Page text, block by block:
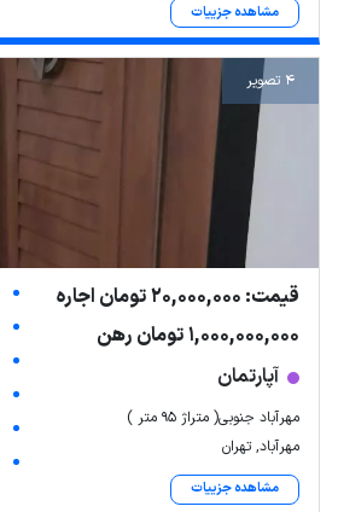
مشاهده جزییات
4 تصویر
قیمت: 20,000,000 تومان اجاره
1,000,000,000 تومان رهن
آپارتمان
مهرآباد جنوبی( متراژ 95 متر )
مهرآباد, تهران
مشاهده جزییات